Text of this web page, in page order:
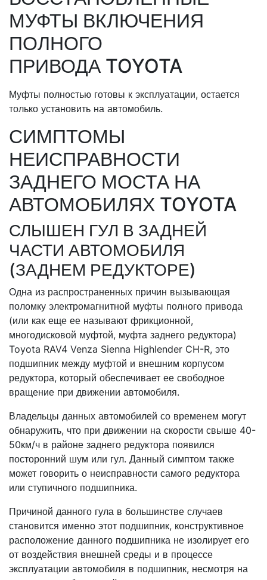
МУФТЫ ВКЛЮЧЕНИЯ
ПОЛНОГО
ПРИВОДА TOYOTA
Муфты полностью готовы к эксплуатации, остается
только установить на автомобиль.
СИМПТОМЫ
НЕИСПРАВНОСТИ
ЗАДНЕГО МОСТА НА
АВТОМОБИЛЯХ TOYOTA
СЛЫШЕН ГУЛ В ЗАДНЕЙ
ЧАСТИ АВТОМОБИЛЯ
(ЗАДНЕМ РЕДУКТОРЕ)
Одна из распространенных причин вызывающая
поломку электромагнитной муфты полного привода
(или как еще ее называют фрикционной,
многодисковой муфтой, муфта заднего редуктора)
Toyota RAV4 Venza Sienna Highlender CH-R, это
подшипник между муфтой и внешним корпусом
редуктора, который обеспечивает ее свободное
вращение при движении автомобиля.
Владельцы данных автомобилей со временем могут
обнаружить, что при движении на скорости свыше 40-
50км/ч в районе заднего редуктора появился
посторонний шум или гул. Данный симптом также
может говорить о неисправности самого редуктора
или ступичного подшипника.
Причиной данного гула в большинстве случаев
становится именно этот подшипник, конструктивное
расположение данного подшипника не изолирует его
от воздействия внешней среды и в процессе
эксплуатации автомобиля в подшипник, несмотря на